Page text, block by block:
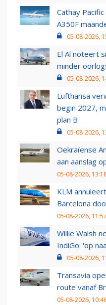
Cathay
A350F
05-08-2026,
El Al noteert
minder
05-08-2026,
Lufthansa
begin 2027,
plan B
05-08-2026,
Oekraïense
aan aanslag
05-08-2026,
KLM
Barcelona
05-08-2026, 11:57
Willie Walsh
IndiGo: 'op
05-08-2026,
Transavia
route vanaf
05-08-2026,